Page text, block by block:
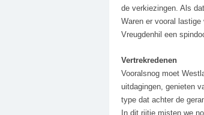
de verkiezingen. Als
Waren er vooral lastige
Vreugdenhil een
Vertrekredenen
Vooralsnog moet
uitdagingen, genieten
type dat achter de
In dit rijtje misten we